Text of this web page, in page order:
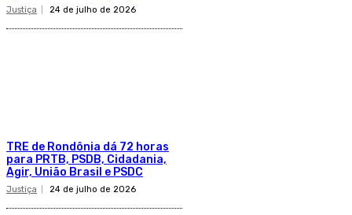
Justiça 24 de julho de 2026
TRE de Rondônia dá 72 horas
para PRTB, PSDB, Cidadania,
Agir, União Brasil e PSDC
Justiça 24 de julho de 2026